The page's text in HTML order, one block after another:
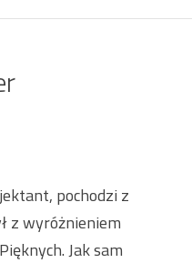
pochodzi z
z wyróżnieniem
Jak sam